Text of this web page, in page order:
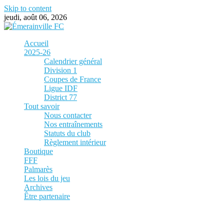
Skip to content
jeudi, août 06, 2026
Accueil
2025-26
Calendrier général
Division 1
Coupes de France
Ligue IDF
District 77
Tout savoir
Nous contacter
Nos entraînements
Statuts du club
Règlement intérieur
Boutique
FFF
Palmarès
Les lois du jeu
Archives
Être partenaire